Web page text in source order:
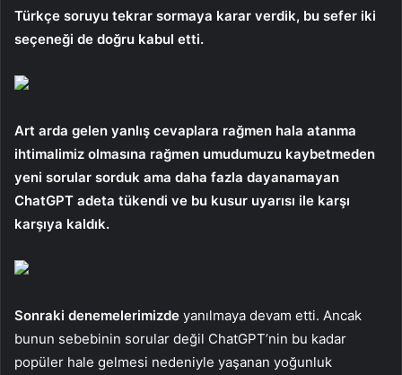
Türkçe soruyu tekrar sormaya karar verdik, bu sefer iki
seçeneği de doğru kabul etti.
Art arda gelen yanlış cevaplara rağmen hala atanma
ihtimalimiz olmasına rağmen umudumuzu kaybetmeden
yeni sorular sorduk ama daha fazla dayanamayan
ChatGPT adeta tükendi ve bu kusur uyarısı ile karşı
karşıya kaldık.
Sonraki denemelerimizde yanılmaya devam etti. Ancak
bunun sebebinin sorular değil ChatGPT’nin bu kadar
popüler hale gelmesi nedeniyle yaşanan yoğunluk